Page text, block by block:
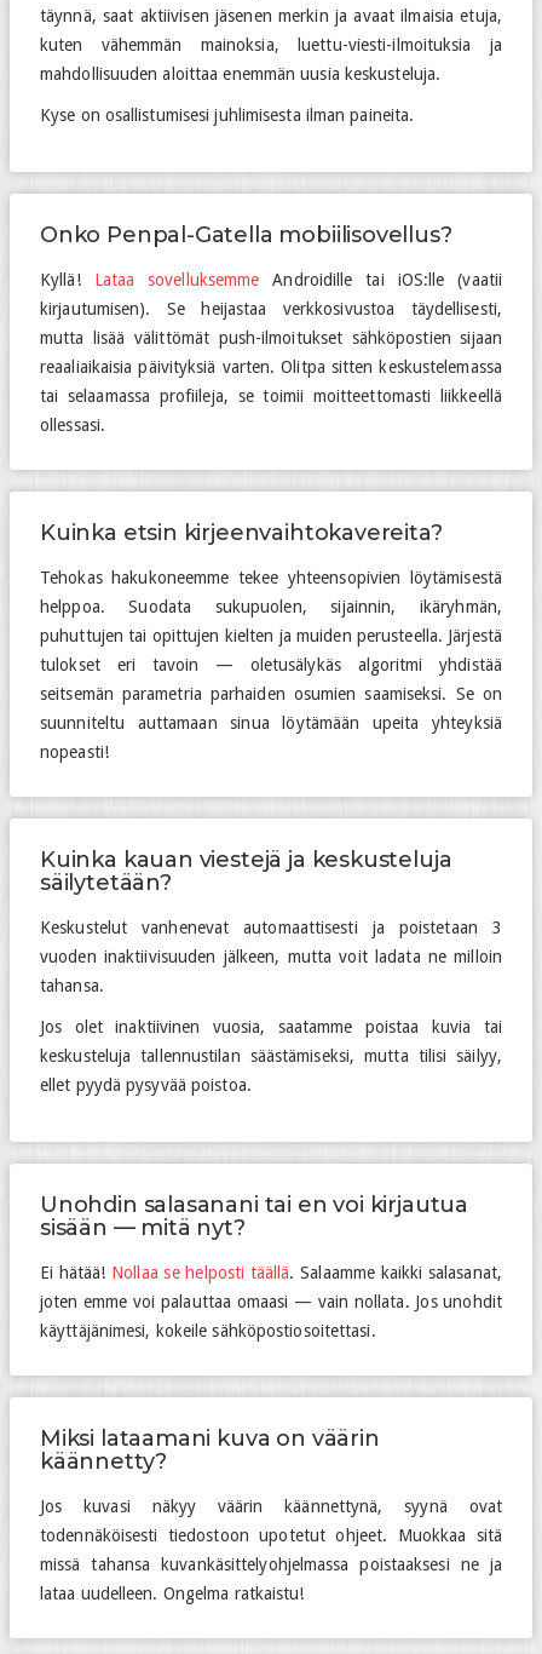
täynnä, saat aktiivisen jäsenen merkin ja avaat ilmaisia etuja,
kuten vähemmän mainoksia, luettu-viesti-ilmoituksia ja
mahdollisuuden aloittaa enemmän uusia keskusteluja.
Kyse on osallistumisesi juhlimisesta ilman paineita.
Onko Penpal-Gatella mobiilisovellus?
Kyllä! Lataa sovelluksemme Androidille tai iOS:lle (vaatii
kirjautumisen). Se heijastaa verkkosivustoa täydellisesti,
mutta lisää välittömät push-ilmoitukset sähköpostien sijaan
reaaliaikaisia päivityksiä varten. Olitpa sitten keskustelemassa
tai selaamassa profiileja, se toimii moitteettomasti liikkeellä
ollessasi.
Kuinka etsin kirjeenvaihtokavereita?
Tehokas hakukoneemme tekee yhteensopivien löytämisestä
helppoa. Suodata sukupuolen, sijainnin, ikäryhmän,
puhuttujen tai opittujen kielten ja muiden perusteella. Järjestä
tulokset eri tavoin — oletusälykäs algoritmi yhdistää
seitsemän parametria parhaiden osumien saamiseksi. Se on
suunniteltu auttamaan sinua löytämään upeita yhteyksiä
nopeasti!
Kuinka kauan viestejä ja keskusteluja
säilytetään?
Keskustelut vanhenevat automaattisesti ja poistetaan 3
vuoden inaktiivisuuden jälkeen, mutta voit ladata ne milloin
tahansa.
Jos olet inaktiivinen vuosia, saatamme poistaa kuvia tai
keskusteluja tallennustilan säästämiseksi, mutta tilisi säilyy,
ellet pyydä pysyvää poistoa.
Unohdin salasanani tai en voi kirjautua
sisään — mitä nyt?
Ei hätää! Nollaa se helposti täällä. Salaamme kaikki salasanat,
joten emme voi palauttaa omaasi — vain nollata. Jos unohdit
käyttäjänimesi, kokeile sähköpostiosoitettasi.
Miksi lataamani kuva on väärin
käännetty?
Jos kuvasi näkyy väärin käännettynä, syynä ovat
todennäköisesti tiedostoon upotetut ohjeet. Muokkaa sitä
missä tahansa kuvankäsittelyohjelmassa poistaaksesi ne ja
lataa uudelleen. Ongelma ratkaistu!